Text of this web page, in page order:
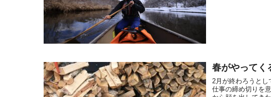
春がやってく
2月が終わろうと
仕事の締め切りを